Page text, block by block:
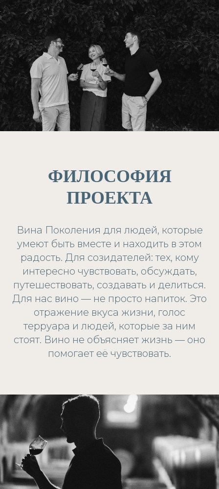
ФИЛОСОФИЯ
ПРОЕКТА
Вина Поколения для людей, которые
умеют быть вместе и находить в этом
радость. Для созидателей: тех, кому
интересно чувствовать, обсуждать,
путешествовать, создавать и делиться.
Для нас вино — не просто напиток. Это
отражение вкуса жизни, голос
терруара и людей, которые за ним
стоят. Вино не объясняет жизнь — оно
помогает её чувствовать.